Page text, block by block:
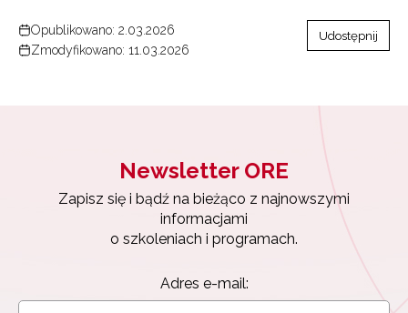
Opublikowano: 2.03.2026
Zmodyfikowano: 11.03.2026
Udostępnij
Newsletter ORE
Zapisz się i bądź na bieżąco z najnowszymi
informacjami
o szkoleniach i programach.
Adres e-mail: